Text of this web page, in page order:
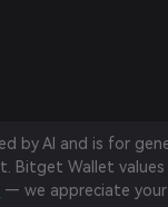
by AI and is for
Wallet values
— we appreciate your